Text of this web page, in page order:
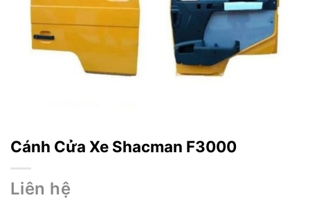
Cánh Cửa Xe Shacman F3000
Liên hệ